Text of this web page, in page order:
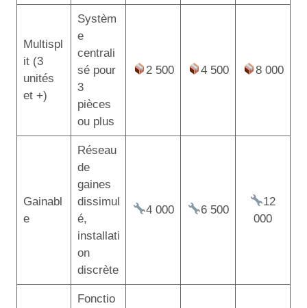
Multispl
it (3
unités
et +)
Systèm
e
centrali
sé pour
3
pièces
ou plus
2 500 4 500 8 000
Gainabl
e
Réseau
de
gaines
dissimul
é,
installati
on
discrète
4 000 6 500
12
000
Fonctio